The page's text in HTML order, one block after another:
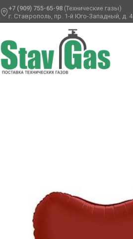
+7 (909) 755-65-98 (Технические газы)
г. Ставрополь, пр. 1-й Юго-Западный, д. 4